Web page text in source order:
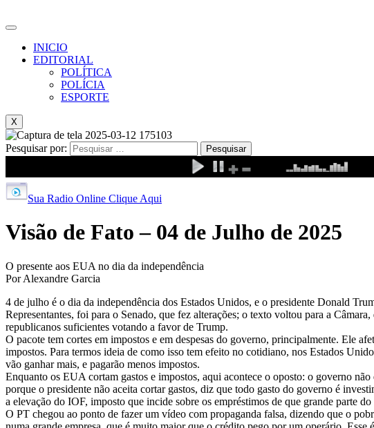
INICIO
EDITORIAL
POLÍTICA
POLÍCIA
ESPORTE
X
Pesquisar por:
Sua Radio Online Clique Aqui
Visão de Fato – 04 de Julho de 2025
O presente aos EUA no dia da independência
Por Alexandre Garcia
4 de julho é o dia da independência dos Estados Unidos, e o presidente Donald
Representantes, foi para o Senado, que fez alterações; o texto voltou para a
republicanos suficientes votando a favor de Trump.
O pacote tem cortes em impostos e em despesas do governo, principalmente. Ele
impostos. Para termos ideia de como isso tem efeito no cotidiano, nos Estados
vão ganhar mais, e pagarão menos impostos.
Enquanto os EUA cortam gastos e impostos, aqui acontece o oposto: o governo
porque o presidente não aceita cortar gastos, diz que todo gasto do governo é
a elevação do IOF, imposto que incide sobre os empréstimos de que grande parte
O PT chegou ao ponto de fazer um vídeo com propaganda falsa, dizendo que o